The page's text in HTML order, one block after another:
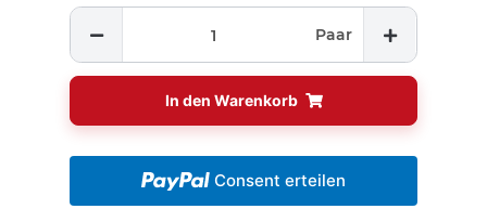
Paar
In den Warenkorb
Consent erteilen